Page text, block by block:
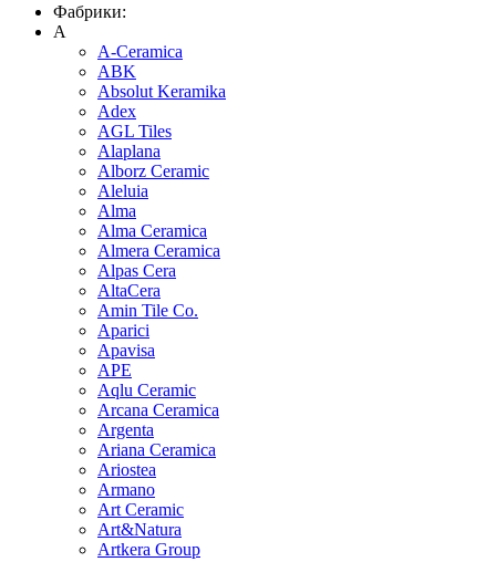
Фабрики:
A
A-Ceramica
ABK
Absolut Keramika
Adex
AGL Tiles
Alaplana
Alborz Ceramic
Aleluia
Alma
Alma Ceramica
Almera Ceramica
Alpas Cera
AltaCera
Amin Tile Co.
Aparici
Apavisa
APE
Aqlu Ceramic
Arcana Ceramica
Argenta
Ariana Ceramica
Ariostea
Armano
Art Ceramic
Art&Natura
Artkera Group